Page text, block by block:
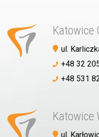
Katowice
ul.
+48 32
+48 531
Katowice
ul.